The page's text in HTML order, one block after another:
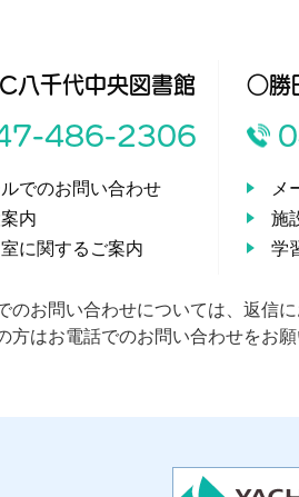
千代中央図書館
486-2306
ルでのお問い合わせ
内
に関するご案内
○勝
メ
施
学
のお問い合わせについては、返信
方はお電話でのお問い合わせをお願